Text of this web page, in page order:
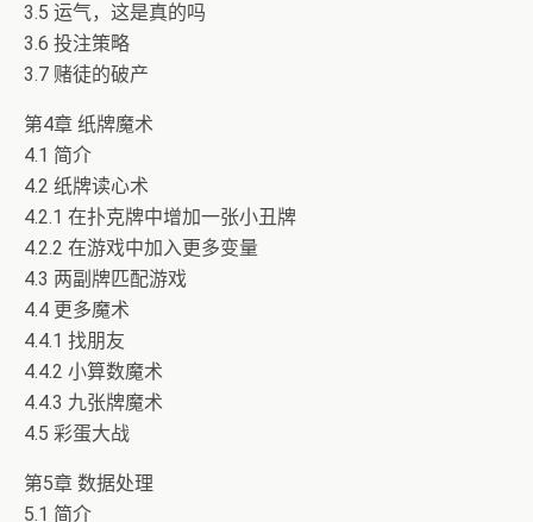
3.5 运气，这是真的吗
3.6 投注策略
3.7 赌徒的破产
第4章 纸牌魔术
4.1 简介
4.2 纸牌读心术
4.2.1 在扑克牌中增加一张小丑牌
4.2.2 在游戏中加入更多变量
4.3 两副牌匹配游戏
4.4 更多魔术
4.4.1 找朋友
4.4.2 小算数魔术
4.4.3 九张牌魔术
4.5 彩蛋大战
第5章 数据处理
5.1 简介